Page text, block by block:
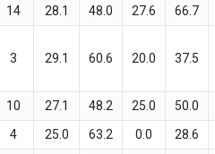
14 28.1 48.0 27.6 66.7
3 29.1 60.6 20.0 37.5
10 27.1 48.2 25.0 50.0
4 25.0 63.2 0.0 28.6